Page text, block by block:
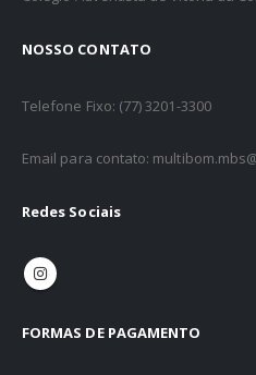
NOSSO CONTATO
Telefone Fixo: (77) 3201-3300
Email para contato:
Redes Sociais
FORMAS DE PAGAMENTO